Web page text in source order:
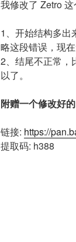
我修改了 Zetro
1、开始结构多出
略这段错误，现
2、结尾不正常，
以了。
附赠一个修改好
链接: https://
提取码: h388